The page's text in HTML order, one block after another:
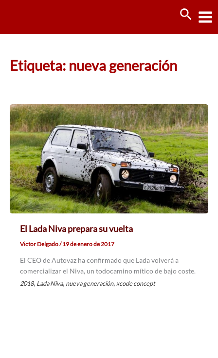
Etiqueta: nueva generación
El Lada Niva prepara su vuelta
Victor Delgado/19 de enero de 2017
El CEO de Autovaz ha confirmado que Lada volverá a
comercializar el Niva, un todocamino mítico de bajo coste.
2018, Lada Niva, nueva generación,xcode concept